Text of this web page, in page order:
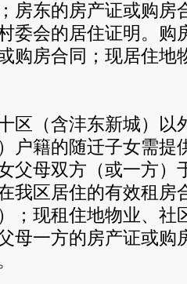
房东的房产证或购房
委会的居住证明。购
购房合同；现居住地
（含沣东新城）以
户籍的随迁子女需提
父母双方（或一方）
我区居住的有效租房
；现租住地物业、社
母一方的房产证或购